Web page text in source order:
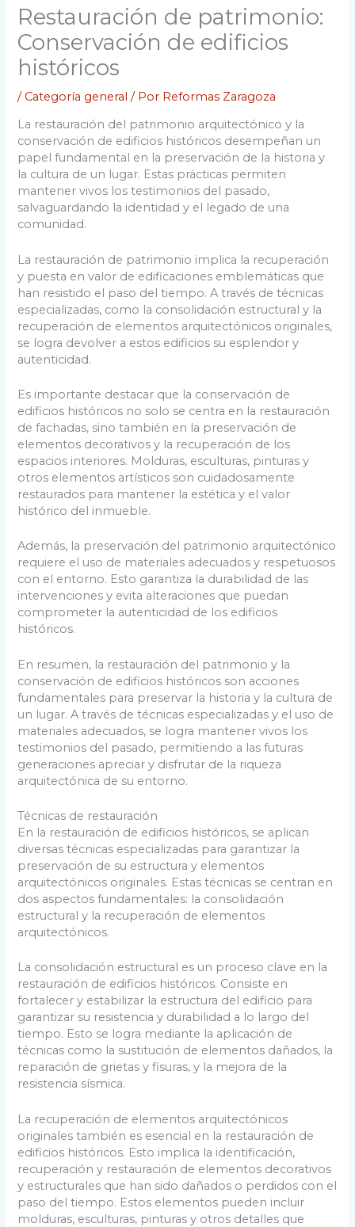
Restauración de patrimonio:
Conservación de edificios
históricos
/ Categoría general / Por Reformas Zaragoza
La restauración del patrimonio arquitectónico y la
conservación de edificios históricos desempeñan un
papel fundamental en la preservación de la historia y
la cultura de un lugar. Estas prácticas permiten
mantener vivos los testimonios del pasado,
salvaguardando la identidad y el legado de una
comunidad.
La restauración de patrimonio implica la recuperación
y puesta en valor de edificaciones emblemáticas que
han resistido el paso del tiempo. A través de técnicas
especializadas, como la consolidación estructural y la
recuperación de elementos arquitectónicos originales,
se logra devolver a estos edificios su esplendor y
autenticidad.
Es importante destacar que la conservación de
edificios históricos no solo se centra en la restauración
de fachadas, sino también en la preservación de
elementos decorativos y la recuperación de los
espacios interiores. Molduras, esculturas, pinturas y
otros elementos artísticos son cuidadosamente
restaurados para mantener la estética y el valor
histórico del inmueble.
Además, la preservación del patrimonio arquitectónico
requiere el uso de materiales adecuados y respetuosos
con el entorno. Esto garantiza la durabilidad de las
intervenciones y evita alteraciones que puedan
comprometer la autenticidad de los edificios
históricos.
En resumen, la restauración del patrimonio y la
conservación de edificios históricos son acciones
fundamentales para preservar la historia y la cultura de
un lugar. A través de técnicas especializadas y el uso de
materiales adecuados, se logra mantener vivos los
testimonios del pasado, permitiendo a las futuras
generaciones apreciar y disfrutar de la riqueza
arquitectónica de su entorno.
Técnicas de restauración
En la restauración de edificios históricos, se aplican
diversas técnicas especializadas para garantizar la
preservación de su estructura y elementos
arquitectónicos originales. Estas técnicas se centran en
dos aspectos fundamentales: la consolidación
estructural y la recuperación de elementos
arquitectónicos.
La consolidación estructural es un proceso clave en la
restauración de edificios históricos. Consiste en
fortalecer y estabilizar la estructura del edificio para
garantizar su resistencia y durabilidad a lo largo del
tiempo. Esto se logra mediante la aplicación de
técnicas como la sustitución de elementos dañados, la
reparación de grietas y fisuras, y la mejora de la
resistencia sísmica.
La recuperación de elementos arquitectónicos
originales también es esencial en la restauración de
edificios históricos. Esto implica la identificación,
recuperación y restauración de elementos decorativos
y estructurales que han sido dañados o perdidos con el
paso del tiempo. Estos elementos pueden incluir
molduras, esculturas, pinturas y otros detalles que